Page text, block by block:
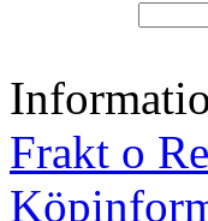
Frakt o